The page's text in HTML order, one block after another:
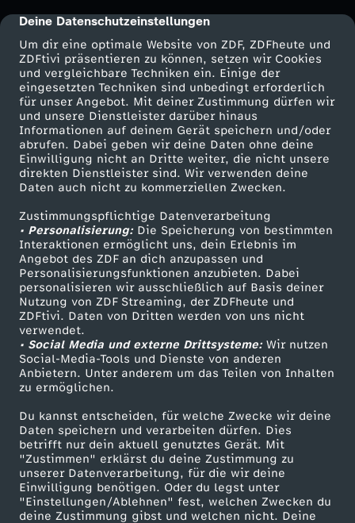
cmp-dialog-description
Deine Datenschutzeinstellungen
Um dir eine optimale Website von ZDF, ZDFheute und
ZDFtivi präsentieren zu können, setzen wir Cookies
und vergleichbare Techniken ein. Einige der
eingesetzten Techniken sind unbedingt erforderlich
für unser Angebot. Mit deiner Zustimmung dürfen wir
und unsere Dienstleister darüber hinaus
Informationen auf deinem Gerät speichern und/oder
abrufen. Dabei geben wir deine Daten ohne deine
Einwilligung nicht an Dritte weiter, die nicht unsere
direkten Dienstleister sind. Wir verwenden deine
Daten auch nicht zu kommerziellen Zwecken.
Zustimmungspflichtige Datenverarbeitung
• Personalisierung:Die Speicherung von bestimmten
Interaktionen ermöglicht uns, dein Erlebnis im
Angebot des ZDF an dich anzupassen und
Personalisierungsfunktionen anzubieten. Dabei
personalisieren wir ausschließlich auf Basis deiner
Nutzung von ZDF Streaming, der ZDFheute und
ZDFtivi. Daten von Dritten werden von uns nicht
verwendet.
• Social Media und externe Drittsysteme:Wir nutzen
Social-Media-Tools und Dienste von anderen
Anbietern. Unter anderem um das Teilen von Inhalten
zu ermöglichen.
Du kannst entscheiden, für welche Zwecke wir deine
Daten speichern und verarbeiten dürfen. Dies
betrifft nur dein aktuell genutztes Gerät. Mit
"Zustimmen" erklärst du deine Zustimmung zu
unserer Datenverarbeitung, für die wir deine
Einwilligung benötigen. Oder du legst unter
"Einstellungen/Ablehnen" fest, welchen Zwecken du
deine Zustimmung gibst und welchen nicht. Deine
a
l
v
o
r
z
e
i
t
i
g
e
s
Mehr ZDF
ZDF-Apps
Smart TV
ZDFtext
Livestreams
Sendungen A-Z
TV-Programm
Service
ZDFmitreden
Kontakt zum ZDF
Tickets
Zuschauerservice
Hilfe
ZDF Unternehmen
Karriere
ZDF goes Schule
Werbefernsehen
Mainzelmännchen